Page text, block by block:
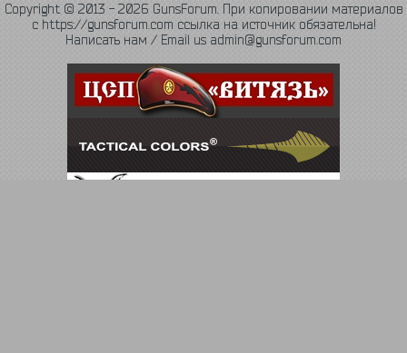
Copyright © 2013 - 2026 GunsForum. При копировании материалов
с https://gunsforum.com ссылка на источник обязательна!
Написать нам / Email us admin@gunsforum.com